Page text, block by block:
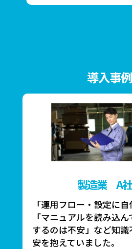
導入事例
製造業 A
「運用フロー・設定に自
「マニュアルを読み込
するのは不安」など知識
安を抱えていました。